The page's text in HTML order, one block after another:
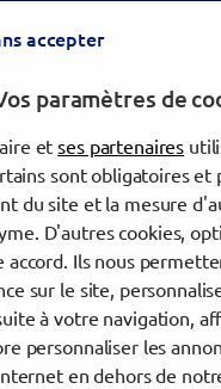
Banque Populaire
accepter
paramètres de
etses partenaires
sont obligatoires
du site et la mesure
D'autres cookies,
accord. Ils nous
sur le site,
à votre navigation,
personnaliser les
en dehors de